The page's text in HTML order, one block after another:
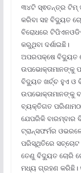
୩୪ଟି ସ୍ଵତନ୍ତ୍ର ଟିମ୍
କରିବା ସହ ବିଦ୍ୟୁତ
ବିରୋଧରେ
କରୁଥିବା ଦର୍ଶାଇଛି।
ଅପରପକ୍ଷେ ବିଦ୍ୟୁତ
ଉପଭୋକ୍ତାମାନଙ୍କୁ
ବିଦ୍ୟୁତ ଖର୍ଚ୍ଚ ହୁଏ ଓ
ଉପଭୋକ୍ତାମାନଙ୍କୁ
ବ୍ୟକ୍ତିଗତ
ଯେପରିକି ବାରମ୍ବାର
ଟ୍ରାନ୍ସଫର୍ମର
ପରିସ୍ଥିତିରେ ସଚ୍ଚୋଟ
ତେଣୁ ବିଦ୍ୟୁତ ଚୋରି
ମଧ୍ୟ ଗ୍ରହଣ କରିଛି।